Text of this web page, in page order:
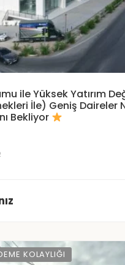
ile Yüksek Yatırım
İle) Geniş Daireler
Bekliyor
KOLAYLIĞI